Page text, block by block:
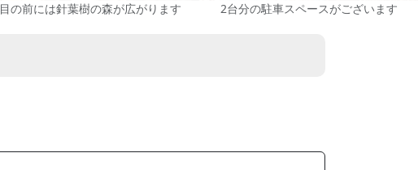
目の前には針葉樹の森が広がります 2台分の駐車スペースがございます